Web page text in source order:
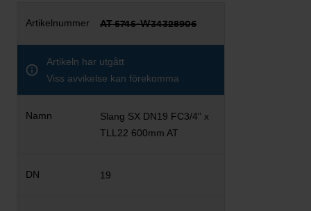
AT 5745-W34328906
Artikeln har utgått
Viss avvikelse kan förekomma
Slang SX DN19 FC3/4" x
TLL22 600mm AT
19